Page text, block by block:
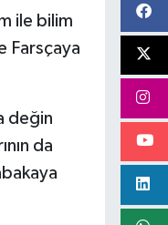
ile bilim
Farsçaya
değin
da